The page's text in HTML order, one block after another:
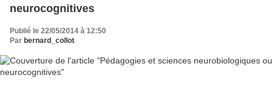
neurocognitives
Publié le 22/05/2014 à 12:50
Par bernard_collot